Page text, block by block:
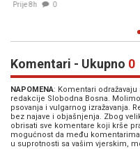
05. Avg. 2026
Komentari - Ukupno 0
NAPOMENA: Komentari
redakcije Slobodna Bosna.
psovanja i vulgarnog izražavanja.
bez najave i objašnjenja. Zbog
obrisati sve komentare koji krše
mogućnost da među
u suprotnosti sa vašim vjerskim,